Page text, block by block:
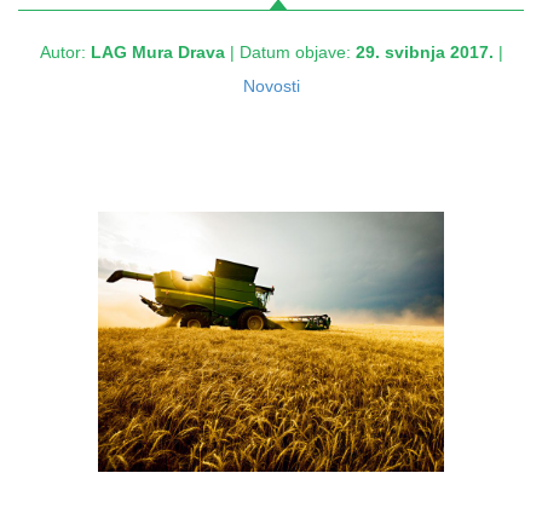
Autor: LAG Mura Drava| Datum objave: 29. svibnja 2017. |
Novosti